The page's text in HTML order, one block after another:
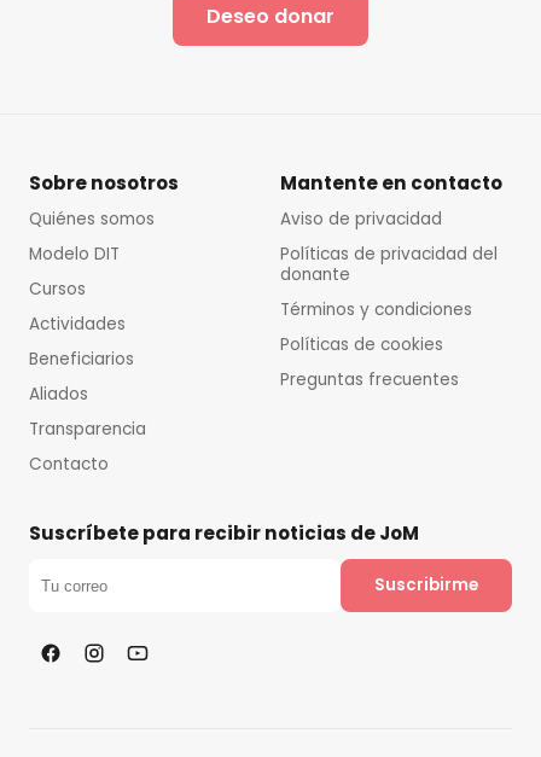
Deseo donar
Sobre nosotros
Quiénes somos
Modelo DIT
Cursos
Actividades
Beneficiarios
Aliados
Transparencia
Contacto
Mantente en contacto
Aviso de privacidad
Políticas de privacidad del
donante
Términos y condiciones
Políticas de cookies
Preguntas frecuentes
Suscríbete para recibir noticias de JoM
Suscribirme